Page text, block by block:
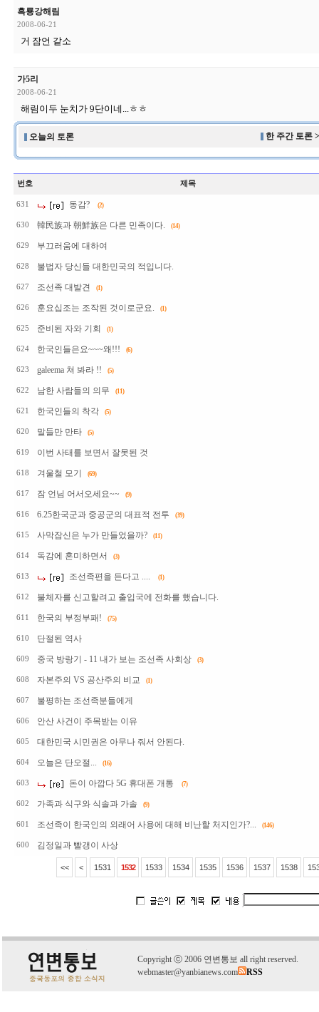
흑룡강해림
2008-06-21
거 잠언 같소
가5리
2008-06-21
해림이두 눈치가 9단이네...ㅎㅎ
오늘의 토론 한 주간 토론
번호 제목
631 동감? (2)
630 韓民族과 朝鮮族은 다른 민족이다. (14)
629 부끄러움에 대하여
628 불법자 당신들 대한민국의 적입니다.
627 조선족 대발견 (1)
626 훈요십조는 조작된 것이로군요. (1)
625 준비된 자와 기회 (1)
624 한국인들은요~~~왜!!! (6)
623 galeema 쳐 봐라 !! (5)
622 남한 사람들의 의무 (11)
621 한국인들의 착각 (5)
620 말들만 만타 (5)
619 이번 사태를 보면서 잘못된 것
618 겨울철 모기 (69)
617 잠 언님 어서오세요~~ (9)
616 6.25한국군과 중공군의 대표적 전투 (39)
615 사막잡신은 누가 만들었을까? (11)
614 독감에 혼미하면서 (3)
613 조선족편을 든다고 .... (1)
612 불체자를 신고할려고 출입국에 전화를 했습니다.
611 한국의 부정부패! (75)
610 단절된 역사
609 중국 방랑기 - 11 내가 보는 조선족 사회상 (3)
608 자본주의 VS 공산주의 비교 (1)
607 불평하는 조선족분들에게
606 안산 사건이 주목받는 이유
605 대한민국 시민권은 아무나 줘서 안된다.
604 오늘은 단오절... (16)
603 돈이 아깝다 5G 휴대폰 개통 (7)
602 가족과 식구와 식솔과 가솔 (9)
601 조선족이 한국인의 외래어 사용에 대해 비난할 처지인가?... (146)
600 김정일과 빨갱이 사상
<< < 1531 1532 1533 1534 1535 1536 1537 1538
Copyright ⓒ 2006 연변통보 all right reserved.
webmaster@yanbianews.com
RSS